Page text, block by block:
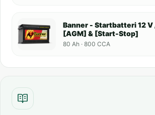
Banner - Startbatteri 12
[AGM] & [Start-Stop]
80 Ah · 800 CCA